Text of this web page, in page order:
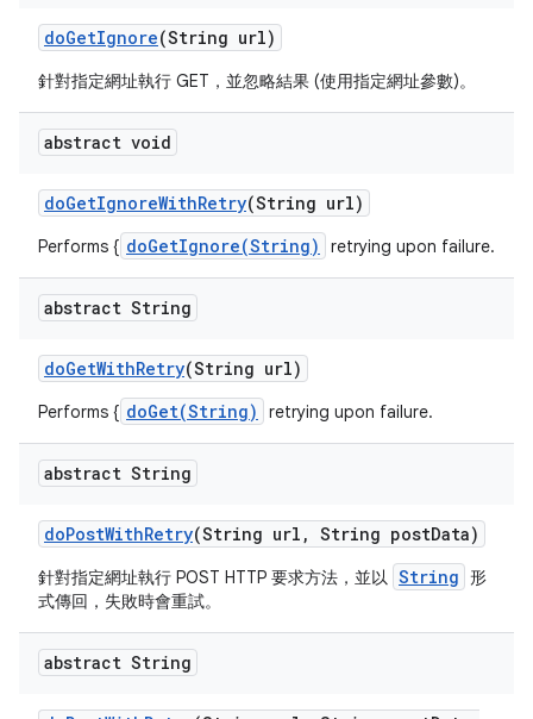
doGetIgnore(String url)
針對指定網址執行 GET，並忽略結果 (使用指定網址參數)。
abstract void
doGetIgnoreWithRetry(String url)
Performs { doGetIgnore(String) retrying upon failure.
abstract String
doGetWithRetry(String url)
Performs { doGet(String) retrying upon failure.
abstract String
doPostWithRetry(String url , String postData)
針對指定網址執行 POST HTTP 要求方法，並以 String 形
式傳回，失敗時會重試。
abstract String